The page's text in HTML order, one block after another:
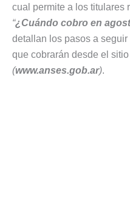
cual permite a los titulares
“¿Cuándo cobro en
detallan los pasos a seguir
que cobrarán desde el
(www.anses.gob.ar).